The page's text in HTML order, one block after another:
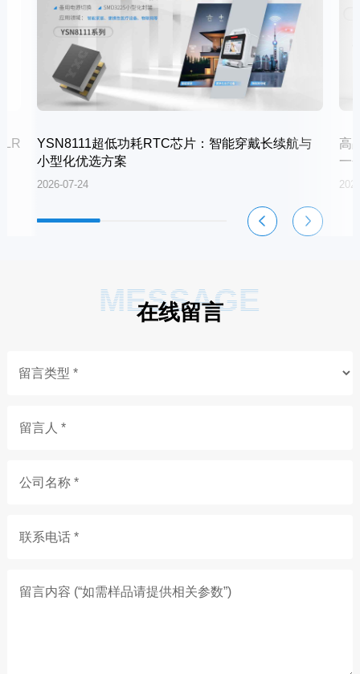
YSN8111超低功耗RTC芯片：智能穿戴长续航与
小型化优选方案
2026-07-24
高
一
MESSAGE
在线留言
留言人 *
公司名称 *
联系电话 *
留言内容 (“如需样品请提供相关参数”)